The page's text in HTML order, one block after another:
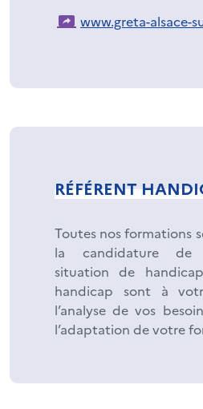
www.greta-alsace-
RÉFÉRENT
Toutes nos formations
la candidature de
situation de
handicap sont à
l’analyse de vos
l’adaptation de votre